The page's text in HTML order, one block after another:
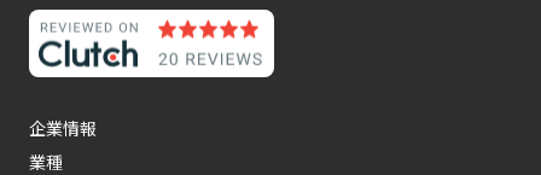
企業情報
業種